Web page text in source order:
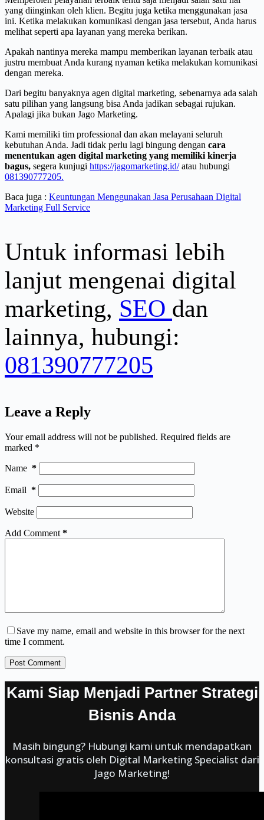
yang diinginkan oleh klien. Begitu juga ketika menggunakan jasa
ini. Ketika melakukan komunikasi dengan jasa tersebut, Anda harus
melihat seperti apa layanan yang mereka berikan.
Apakah nantinya mereka mampu memberikan layanan terbaik atau
justru membuat Anda kurang nyaman ketika melakukan komunikasi
dengan mereka.
Dari begitu banyaknya agen digital marketing, sebenarnya ada salah
satu pilihan yang langsung bisa Anda jadikan sebagai rujukan.
Apalagi jika bukan Jago Marketing.
Kami memiliki tim professional dan akan melayani seluruh
kebutuhan Anda. Jadi tidak perlu lagi bingung dengan cara
menentukan agen digital marketing yang memiliki kinerja
bagus, segera kunjugi https://jagomarketing.id/atau hubungi
081390777205.
Baca juga : Keuntungan Menggunakan Jasa Perusahaan Digital
Marketing Full Service
Untuk informasi lebih
lanjut mengenai digital
marketing, SEO dan
lainnya, hubungi:
081390777205
Leave a Reply
Your email address will not be published. Required fields are
marked *
Name *
Email *
Website
Add Comment *
Save my name, email and website in this browser for the next
time I comment.
Post Comment
Kami Siap Menjadi Partner Strategi
Bisnis Anda
Masih bingung? Hubungi kami untuk mendapatkan
konsultasi gratis oleh Digital Marketing Specialist dari
Jago Marketing!